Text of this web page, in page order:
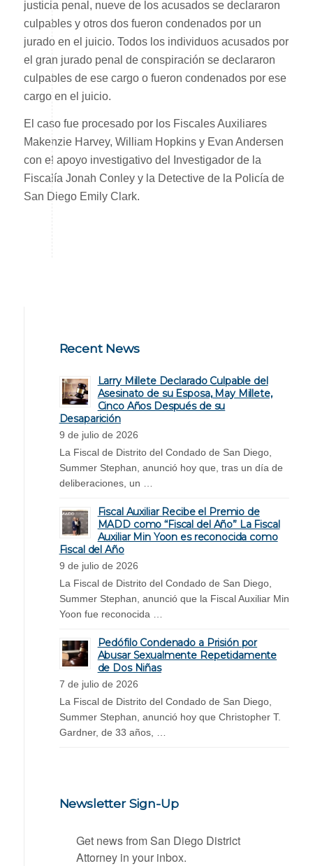
justicia penal, nueve de los acusados ​​se declararon
culpables y otros dos fueron condenados por un
jurado en el juicio. Todos los individuos ​​acusados ​​por
el gran jurado penal de conspiración se declararon
culpables de ese cargo o fueron condenados por ese
cargo en el juicio.
El caso fue procesado por los Fiscales Auxiliares
Makenzie Harvey, William Hopkins y Evan Andersen
con el apoyo investigativo del Investigador de la
Fiscalía Jonah Conley y la Detective de la Policía de
San Diego Emily Clark.
Recent News
Larry Millete Declarado Culpable del
Asesinato de su Esposa, May Millete,
Cinco Años Después de su
Desaparición
9 de julio de 2026
La Fiscal de Distrito del Condado de San Diego,
Summer Stephan, anunció hoy que, tras un día de
deliberaciones, un …
Fiscal Auxiliar Recibe el Premio de
MADD como “Fiscal del Año” La Fiscal
Auxiliar Min Yoon es reconocida como
Fiscal del Año
9 de julio de 2026
La Fiscal de Distrito del Condado de San Diego,
Summer Stephan, anunció que la Fiscal Auxiliar Min
Yoon fue reconocida …
Pedófilo Condenado a Prisión por
Abusar Sexualmente Repetidamente
de Dos Niñas
7 de julio de 2026
La Fiscal de Distrito del Condado de San Diego,
Summer Stephan, anunció hoy que Christopher T.
Gardner, de 33 años, …
Newsletter Sign-Up
Get news from San Diego District
Attorney in your inbox.